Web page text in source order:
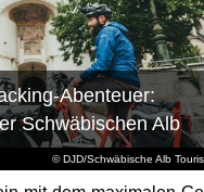
© DJD/Schwäbische Alb
Abenteuer:
Schwäbischen Alb